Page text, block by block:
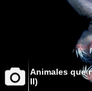
Animales que
II)